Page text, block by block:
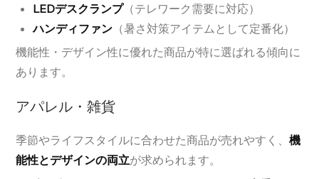
LEDデスクランプ（テレワーク需要に対応）
ハンディファン （暑さ対策アイテムとして定番化）
機能性・デザイン性に優れた商品が特に選ばれる傾向に
あります。
アパレル・雑貨
季節やライフスタイルに合わせた商品が売れやすく、機
能性とデザインの両立が求められます。